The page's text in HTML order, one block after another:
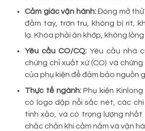
Cảm giác vận hành:Đóng mở
đầm tay, trơn tru, không bị rít,
lạ. Khóa phải ăn khớp, không lỏng
Yêu cầu CO/CQ: Yêu cầu nhà
chứng chỉ xuất xứ (CO) và chứng
của phụ kiện để đảm bảo nguồn
Thực tế ngành:Phụ kiện
có logo dập nổi sắc nét, các
tinh xảo, và có trọng lượng
chắc chắn khi cầm nắm và vận